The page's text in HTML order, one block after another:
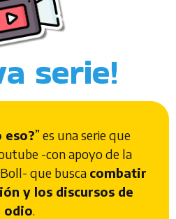
serie!
eso?” es una serie que
-con apoyo de la
que busca combatir
y los discursos de
odio.